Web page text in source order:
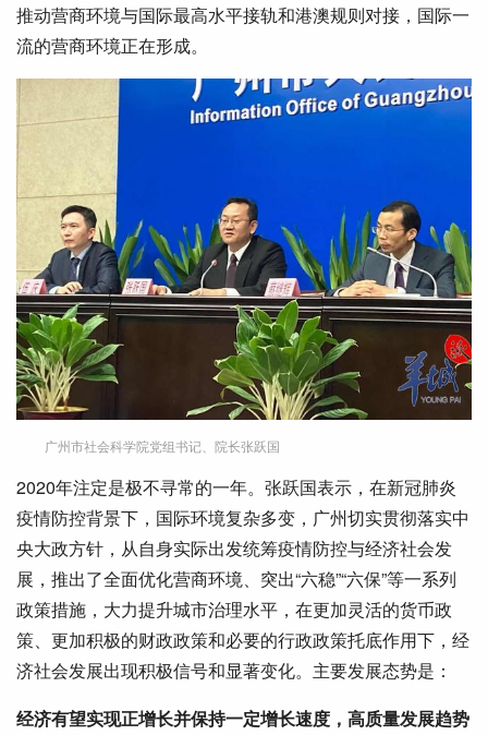
推动营商环境与国际最高水平接轨和港澳规则对接，国际一
流的营商环境正在形成。
广州市社会科学院党组书记、院长张跃国
2020年注定是极不寻常的一年。张跃国表示，在新冠肺炎
疫情防控背景下，国际环境复杂多变，广州切实贯彻落实中
央大政方针，从自身实际出发统筹疫情防控与经济社会发
展，推出了全面优化营商环境、突出“六稳”“六保”等一系列
政策措施，大力提升城市治理水平，在更加灵活的货币政
策、更加积极的财政政策和必要的行政政策托底作用下，经
济社会发展出现积极信号和显著变化。主要发展态势是：
经济有望实现正增长并保持一定增长速度，高质量发展趋势